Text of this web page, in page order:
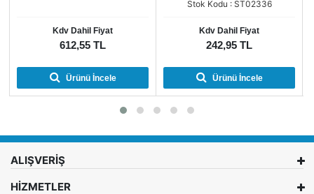
Kdv Dahil Fiyat
612,55 TL
Ürünü İncele
Stok Kodu : ST02336
Kdv Dahil Fiyat
242,95 TL
Ürünü İncele
ALIŞVERİŞ
HİZMETLER